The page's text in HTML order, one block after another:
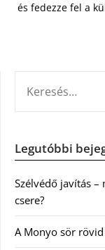
és fedezze fel a
Legutóbbi
Szélvédő javítás
csere?
A Monyo sör